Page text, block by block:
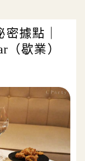
據點｜
（歇業）